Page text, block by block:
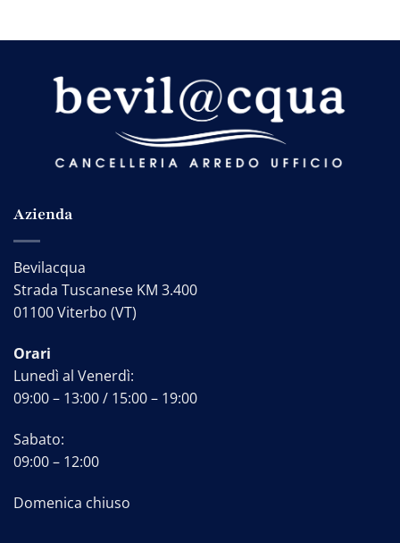
Azienda
Bevilacqua
Strada Tuscanese KM 3.400
01100 Viterbo (VT)
Orari
Lunedì al Venerdì:
09:00 – 13:00 / 15:00 – 19:00
Sabato:
09:00 – 12:00
Domenica chiuso